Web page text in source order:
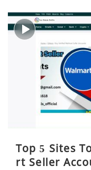
Top 5 Sites
rt Seller